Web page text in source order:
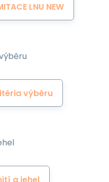
LNU NEW
výběru